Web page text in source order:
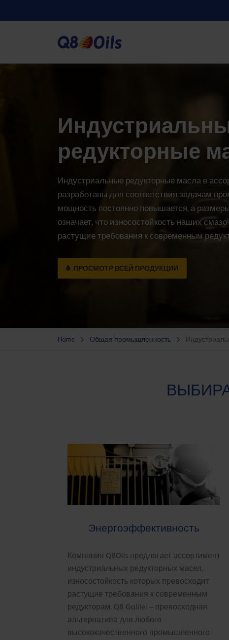
редукторные
Индустриальные редукторные масла в
разработаны для соответствия задачам
мощность постоянно повышается, а
означает, что износостойкость наших
растущие требования к современным
ПРОСМОТР ВСЕЙ ПРОДУКЦИИ
Home Общая промышленность
Энергоэффективность
Компания Q8Oils предлагает ассортимент
индустриальных редукторных масел,
износостойкость которых превосходит
растущие требования к современным
редукторам. Q8 Galilei – превосходная
альтернатива для любого
высококачественного промышленного